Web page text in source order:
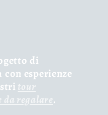
di
esperienze
tour
da regalare.